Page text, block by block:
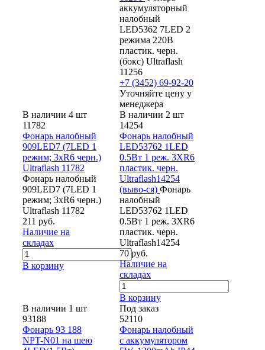
аккумуляторный
налобный
LED5362 7LED 2
режима 220В
пластик. черн.
(бокс) Ultraflash
11256
+7 (3452) 69-92-20
Уточняйте цену у
менеджера
В наличии 4 шт
11782
Фонарь налобный
909LED7 (7LED 1
режим; 3хR6 черн.)
Ultraflash 11782
Фонарь налобный
909LED7 (7LED 1
режим; 3хR6 черн.)
Ultraflash 11782
211 руб.
Наличие на
складах
В корзину
В наличии 2 шт
14254
Фонарь налобный
LED53762 1LED
0.5Вт 1 реж. 3XR6
пластик. черн.
Ultraflash14254
(выво-ся) Фонарь
налобный
LED53762 1LED
0.5Вт 1 реж. 3XR6
пластик. черн.
Ultraflash14254
70 руб.
Наличие на
складах
В корзину
В наличии 1 шт
93188
Фонарь 93 188
NPT-N01 на шею
Под заказ
52110
Фонарь налобный
c аккумулятором